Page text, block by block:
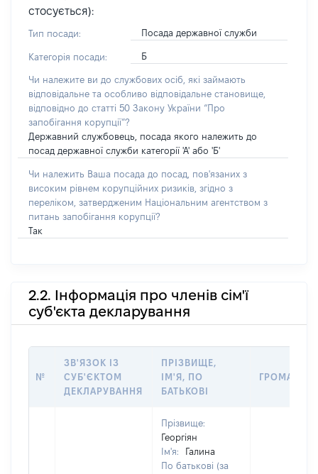
стосується):
Тип посади: Посада державної служби
Категорія посади: Б
Чи належите ви до службових осіб, які займають
відповідальне та особливо відповідальне становище,
відповідно до статті 50 Закону України “Про
запобігання корупції”?
Державний службовець, посада якого належить до
посад державної служби категорії 'А' або 'Б'
Чи належить Ваша посада до посад, пов'язаних з
високим рівнем корупційних ризиків, згідно з
переліком, затвердженим Національним агентством з
питань запобігання корупції?
Так
2.2. Інформація про членів сім'ї
суб'єкта декларування
№
ЗВ'ЯЗОК ІЗ
СУБ'ЄКТОМ
ДЕКЛАРУВАННЯ
ПРІЗВИЩЕ,
ІМ'Я, ПО
БАТЬКОВІ
Прізвище:
Георгіян
Ім'я:
Галина
По батькові (за